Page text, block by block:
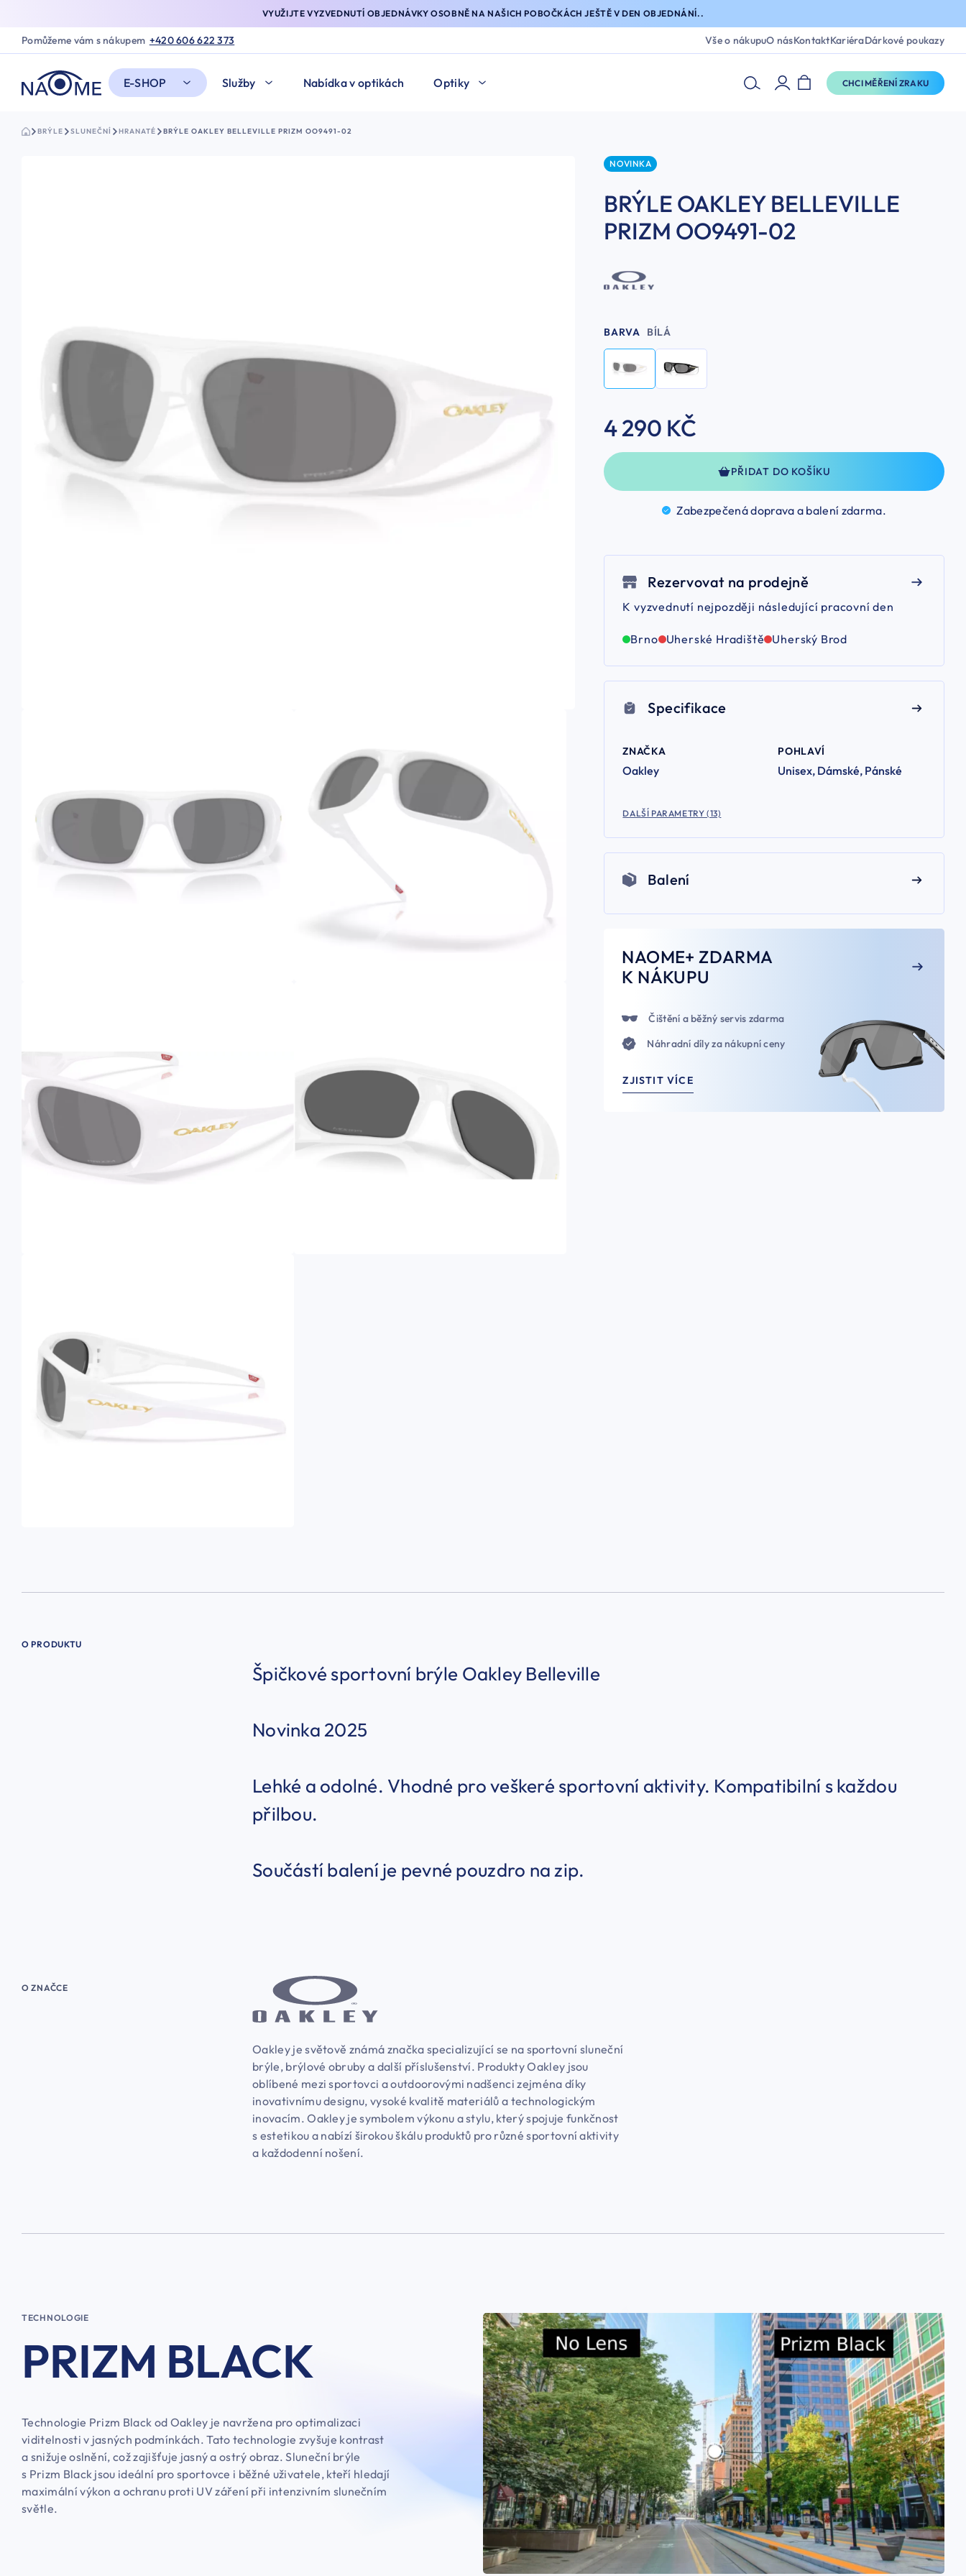
VYUŽIJTE VYZVEDNUTÍ OBJEDNÁVKY OSOBNĚ NA NAŠICH POBOČKÁCH JEŠTĚ V DEN OBJEDNÁNÍ..
Pomůžeme vám s nákupem +420 606 622 373 Vše o nákupuO násKontaktKariéraDárkové poukazy
E-SHOP Služby Nabídka v optikách Optiky CHCI MĚŘENÍ ZRAKU
BRÝLE SLUNEČNÍ HRANATÉ BRÝLE OAKLEY BELLEVILLE PRIZM OO9491-02
NOVINKA
BRÝLE OAKLEY BELLEVILLE
PRIZM OO9491-02
BARVA BÍLÁ
4 290 KČ
PŘIDAT DO KOŠÍKU
Zabezpečená doprava a balení zdarma.
Rezervovat na prodejně
K vyzvednutí nejpozději následující pracovní den
Brno Uherské Hradiště Uherský Brod
Specifikace
ZNAČKA
Oakley
POHLAVÍ
Unisex, Dámské, Pánské
DALŠÍ PARAMETRY (13)
Balení
NAOME+ ZDARMA
K NÁKUPU
Čištění a běžný servis zdarma
Náhradní díly za nákupní ceny
ZJISTIT VÍCE
O PRODUKTU
Špičkové sportovní brýle Oakley Belleville
Novinka 2025
Lehké a odolné. Vhodné pro veškeré sportovní aktivity. Kompatibilní s každou
přilbou.
Součástí balení je pevné pouzdro na zip.
O ZNAČCE
Oakley je světově známá značka specializující se na sportovní sluneční
brýle, brýlové obruby a další příslušenství. Produkty Oakley jsou
oblíbené mezi sportovci a outdoorovými nadšenci zejména díky
inovativnímu designu, vysoké kvalitě materiálů a technologickým
inovacím. Oakley je symbolem výkonu a stylu, který spojuje funkčnost
s estetikou a nabízí širokou škálu produktů pro různé sportovní aktivity
a každodenní nošení.
TECHNOLOGIE
PRIZM BLACK
Technologie Prizm Black od Oakley je navržena pro optimalizaci
viditelnosti v jasných podmínkách. Tato technologie zvyšuje kontrast
a snižuje oslnění, což zajišťuje jasný a ostrý obraz. Sluneční brýle
s Prizm Black jsou ideální pro sportovce i běžné uživatele, kteří hledají
maximální výkon a ochranu proti UV záření při intenzivním slunečním
světle.